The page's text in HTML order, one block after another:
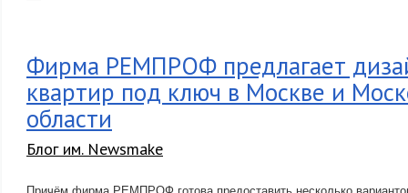
Фирма РЕМПРОФ предлагает
квартир под ключ в Москве и
области
Блог им. Newsmake